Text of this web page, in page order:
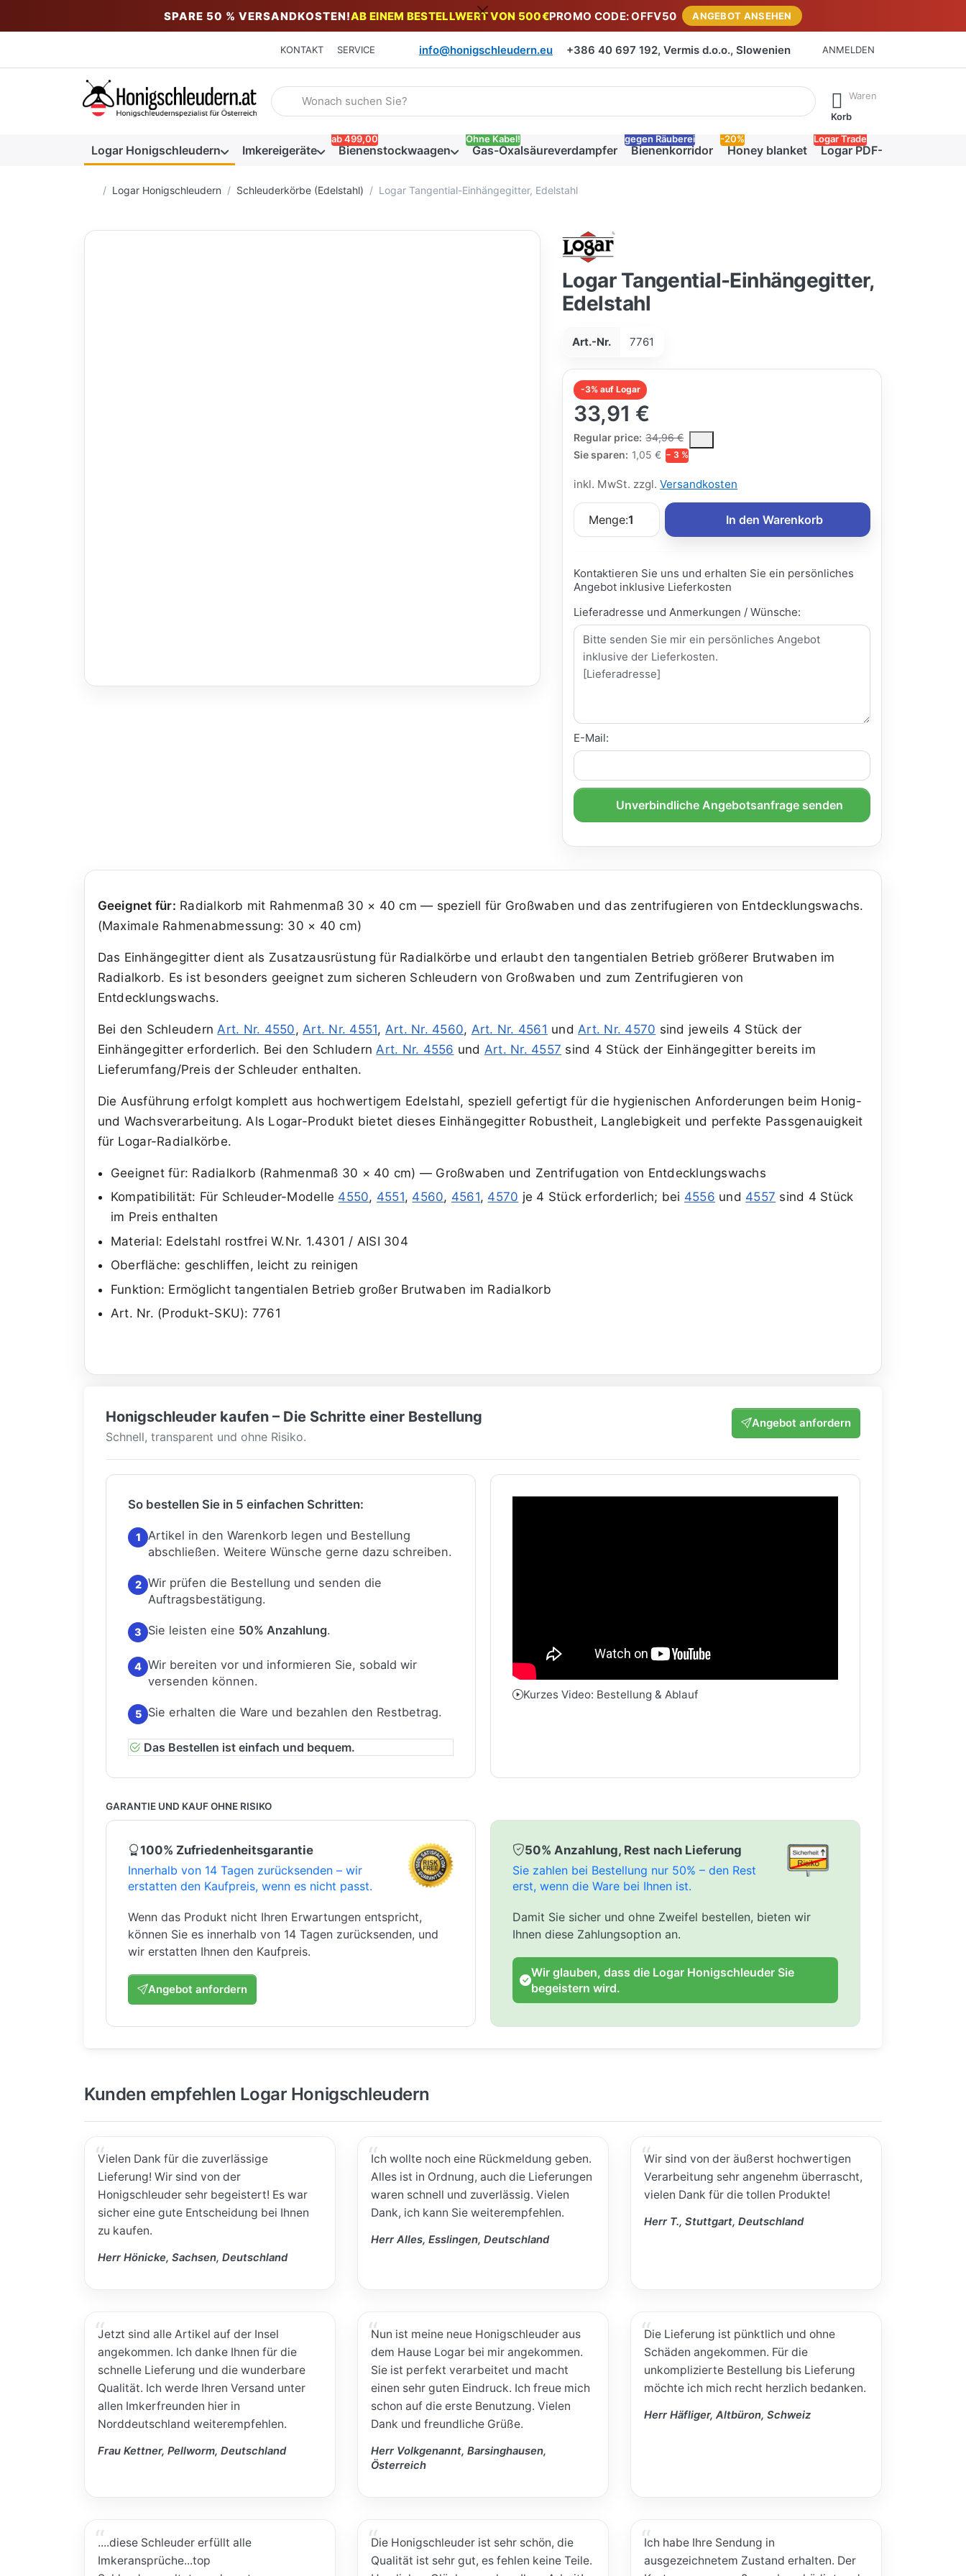
SPARE 50 % VERSANDKOSTEN!AB EINEM BESTELLWERT VON 500€PROMO CODE: OFFV50 ANGEBOT ANSEHEN
KONTAKT SERVICE info@honigschleudern.eu +386 40 697 192, Vermis d.o.o., Slowenien ANMELDEN
Geben Sie einen Suchbegriff ein. Während Sie tippen, erscheinen automatisch erste Ergebnisse. Drücken Sie die Eingabetaste, um alle
Waren
Korb
Logar Honigschleudern Imkereigeräte Bienenstockwaagen
ab 499,00
Gas-Oxalsäureverdampfer
Ohne Kabel!
Bienenkorridor
gegen Räuberei
Honey blanket
-20%
Logar PDF-Katalog
Logar Trade
Startseite
Logar Honigschleudern Schleuderkörbe (Edelstahl) Logar Tangential-Einhängegitter, Edelstahl
Logar Tangential-Einhängegitter,
Edelstahl
Art.-Nr. 7761
-3% auf Logar
33,91 €
Regular price: 34,96 €
The Regular Price is the median selling price paid by customers for a product,
Sie sparen: 1,05 € − 3 %
inkl. MwSt. zzgl.Versandkosten
Menge:1 In den Warenkorb
Kontaktieren Sie uns und erhalten Sie ein persönliches
Angebot inklusive Lieferkosten
Lieferadresse und Anmerkungen / Wünsche:
E-Mail:
Unverbindliche Angebotsanfrage senden
Geeignet für: Radialkorb mit Rahmenmaß 30 × 40 cm — speziell für Großwaben und das zentrifugieren von Entdecklungswachs.
(Maximale Rahmenabmessung: 30 × 40 cm)
Das Einhängegitter dient als Zusatzausrüstung für Radialkörbe und erlaubt den tangentialen Betrieb größerer Brutwaben im
Radialkorb. Es ist besonders geeignet zum sicheren Schleudern von Großwaben und zum Zentrifugieren von
Entdecklungswachs.
Bei den Schleudern Art. Nr. 4550, Art. Nr. 4551, Art. Nr. 4560, Art. Nr. 4561 und Art. Nr. 4570 sind jeweils 4 Stück der
Einhängegitter erforderlich. Bei den Schludern Art. Nr. 4556 und Art. Nr. 4557 sind 4 Stück der Einhängegitter bereits im
Lieferumfang/Preis der Schleuder enthalten.
Die Ausführung erfolgt komplett aus hochwertigem Edelstahl, speziell gefertigt für die hygienischen Anforderungen beim Honig-
und Wachsverarbeitung. Als Logar-Produkt bietet dieses Einhängegitter Robustheit, Langlebigkeit und perfekte Passgenauigkeit
für Logar-Radialkörbe.
Geeignet für: Radialkorb (Rahmenmaß 30 × 40 cm) — Großwaben und Zentrifugation von Entdecklungswachs
Kompatibilität: Für Schleuder-Modelle 4550, 4551, 4560, 4561, 4570 je 4 Stück erforderlich; bei 4556 und 4557 sind 4 Stück
im Preis enthalten
Material: Edelstahl rostfrei W.Nr. 1.4301 / AISI 304
Oberfläche: geschliffen, leicht zu reinigen
Funktion: Ermöglicht tangentialen Betrieb großer Brutwaben im Radialkorb
Art. Nr. (Produkt-SKU): 7761
Honigschleuder kaufen – Die Schritte einer Bestellung
Schnell, transparent und ohne Risiko.
Angebot anfordern
So bestellen Sie in 5 einfachen Schritten:
1
Artikel in den Warenkorb legen und Bestellung
abschließen. Weitere Wünsche gerne dazu schreiben.
2 Wir prüfen die Bestellung und senden die
Auftragsbestätigung.
3 Sie leisten eine 50% Anzahlung.
4 Wir bereiten vor und informieren Sie, sobald wir
versenden können.
5 Sie erhalten die Ware und bezahlen den Restbetrag.
Das Bestellen ist einfach und bequem.
Kurzes Video: Bestellung & Ablauf
GARANTIE UND KAUF OHNE RISIKO
100% Zufriedenheitsgarantie
Innerhalb von 14 Tagen zurücksenden – wir
erstatten den Kaufpreis, wenn es nicht passt.
Wenn das Produkt nicht Ihren Erwartungen entspricht,
können Sie es innerhalb von 14 Tagen zurücksenden, und
wir erstatten Ihnen den Kaufpreis.
Angebot anfordern
50% Anzahlung, Rest nach Lieferung
Sie zahlen bei Bestellung nur 50% – den Rest
erst, wenn die Ware bei Ihnen ist.
Damit Sie sicher und ohne Zweifel bestellen, bieten wir
Ihnen diese Zahlungsoption an.
Wir glauben, dass die Logar Honigschleuder Sie
begeistern wird.
Kunden empfehlen Logar Honigschleudern
Vielen Dank für die zuverlässige
Lieferung! Wir sind von der
Honigschleuder sehr begeistert! Es war
sicher eine gute Entscheidung bei Ihnen
zu kaufen.
Herr Hönicke, Sachsen, Deutschland
Ich wollte noch eine Rückmeldung geben.
Alles ist in Ordnung, auch die Lieferungen
waren schnell und zuverlässig. Vielen
Dank, ich kann Sie weiterempfehlen.
Herr Alles, Esslingen, Deutschland
Wir sind von der äußerst hochwertigen
Verarbeitung sehr angenehm überrascht,
vielen Dank für die tollen Produkte!
Herr T., Stuttgart, Deutschland
Jetzt sind alle Artikel auf der Insel
angekommen. Ich danke Ihnen für die
schnelle Lieferung und die wunderbare
Qualität. Ich werde Ihren Versand unter
allen Imkerfreunden hier in
Norddeutschland weiterempfehlen.
Frau Kettner, Pellworm, Deutschland
Nun ist meine neue Honigschleuder aus
dem Hause Logar bei mir angekommen.
Sie ist perfekt verarbeitet und macht
einen sehr guten Eindruck. Ich freue mich
schon auf die erste Benutzung. Vielen
Dank und freundliche Grüße.
Herr Volkgenannt, Barsinghausen,
Österreich
Die Lieferung ist pünktlich und ohne
Schäden angekommen. Für die
unkomplizierte Bestellung bis Lieferung
möchte ich mich recht herzlich bedanken.
Herr Häfliger, Altbüron, Schweiz
....diese Schleuder erfüllt alle
Imkeransprüche...top
Die Honigschleuder ist sehr schön, die
Qualität ist sehr gut, es fehlen keine Teile.
Ich habe Ihre Sendung in
ausgezeichnetem Zustand erhalten. Der